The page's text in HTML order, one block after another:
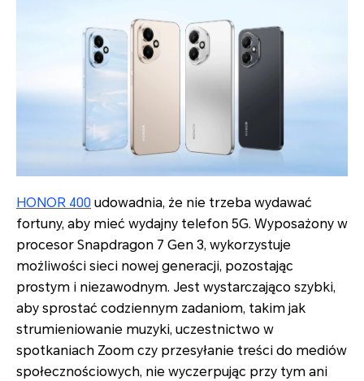
HONOR 400 udowadnia, że nie trzeba wydawać
fortuny, aby mieć wydajny telefon 5G. Wyposażony w
procesor Snapdragon 7 Gen 3, wykorzystuje
możliwości sieci nowej generacji, pozostając
prostym i niezawodnym. Jest wystarczająco szybki,
aby sprostać codziennym zadaniom, takim jak
strumieniowanie muzyki, uczestnictwo w
spotkaniach Zoom czy przesyłanie treści do mediów
społecznościowych, nie wyczerpując przy tym ani